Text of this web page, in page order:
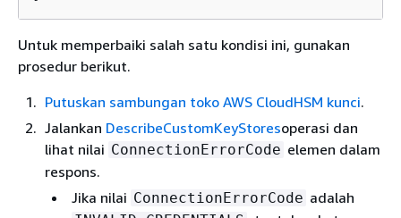
Untuk memperbaiki salah satu kondisi ini, gunakan
prosedur berikut.
Putuskan sambungan toko AWS CloudHSM kunci.
Jalankan DescribeCustomKeyStoresoperasi dan
lihat nilai ConnectionErrorCode elemen dalam
respons.
Jika nilai ConnectionErrorCode adalah